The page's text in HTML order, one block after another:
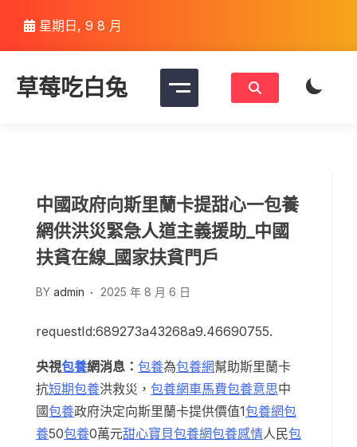
content
星期日, 9 8 月
草莓吃白兔
中國政府向斯里蘭卡提甜心一包養
網供洪災緊急人道主義援助_中國
扶貧在線_國家扶貧門戶
BY admin 2025 年 8 月 6 日
requestId:689273a43268a9.46690755.
央視包養網消息： 包養為包養網幫助斯里蘭卡
抗短期包養洪救災， 包養網車馬費包養意思中
國包養政府決定向斯里蘭卡提供價值1包養網包
養50包養0萬元甜心寶貝包養網包養感情人民包